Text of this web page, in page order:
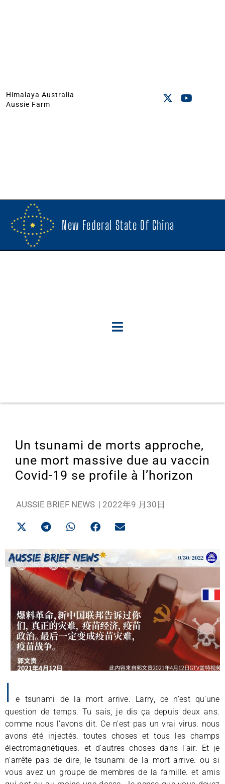
Himalaya Australia
Aussie Farm
New Federal State Of China
Un tsunami de morts approche,
une mort massive due au vaccin
Covid-19 se profile à l’horizon
AUSSIE BRIEF NEWS | 2022年9 月30日
e tsunami de la mort arrive. Larry, ce n’est qu’une
question de temps. Tu sais, je dis ça depuis deux ans.
comme nous l’avons dit. Ce n’est pas un vrai virus. nous
avons été injectés. toutes choses et tous les champs
électromagnétiques. et d’autres choses dans l’air. Et je
n’arrête pas de dire, le tsunami de la mort arrive. ou si
vous avez un groupe de membres de la famille. et amis